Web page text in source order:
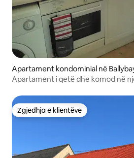
Apartament kondominial në
Apartament i qetë dhe komod në
Zgjedhja e klientëve
Zgjedhja e klientëve